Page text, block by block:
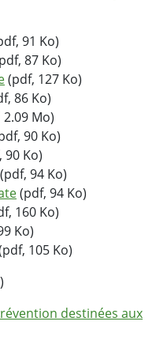
91 Ko)
87 Ko)
(pdf, 127 Ko)
86 Ko)
Mo)
90 Ko)
90 Ko)
(pdf, 94 Ko)
(pdf, 94 Ko)
160 Ko)
Ko)
105 Ko)
destinées aux